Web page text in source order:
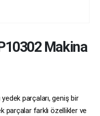
Makina
yedek parçaları, geniş bir
parçalar farklı özellikler ve